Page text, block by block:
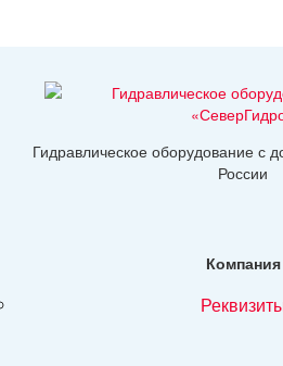
Гидравлическое оборудование с
России
Компания